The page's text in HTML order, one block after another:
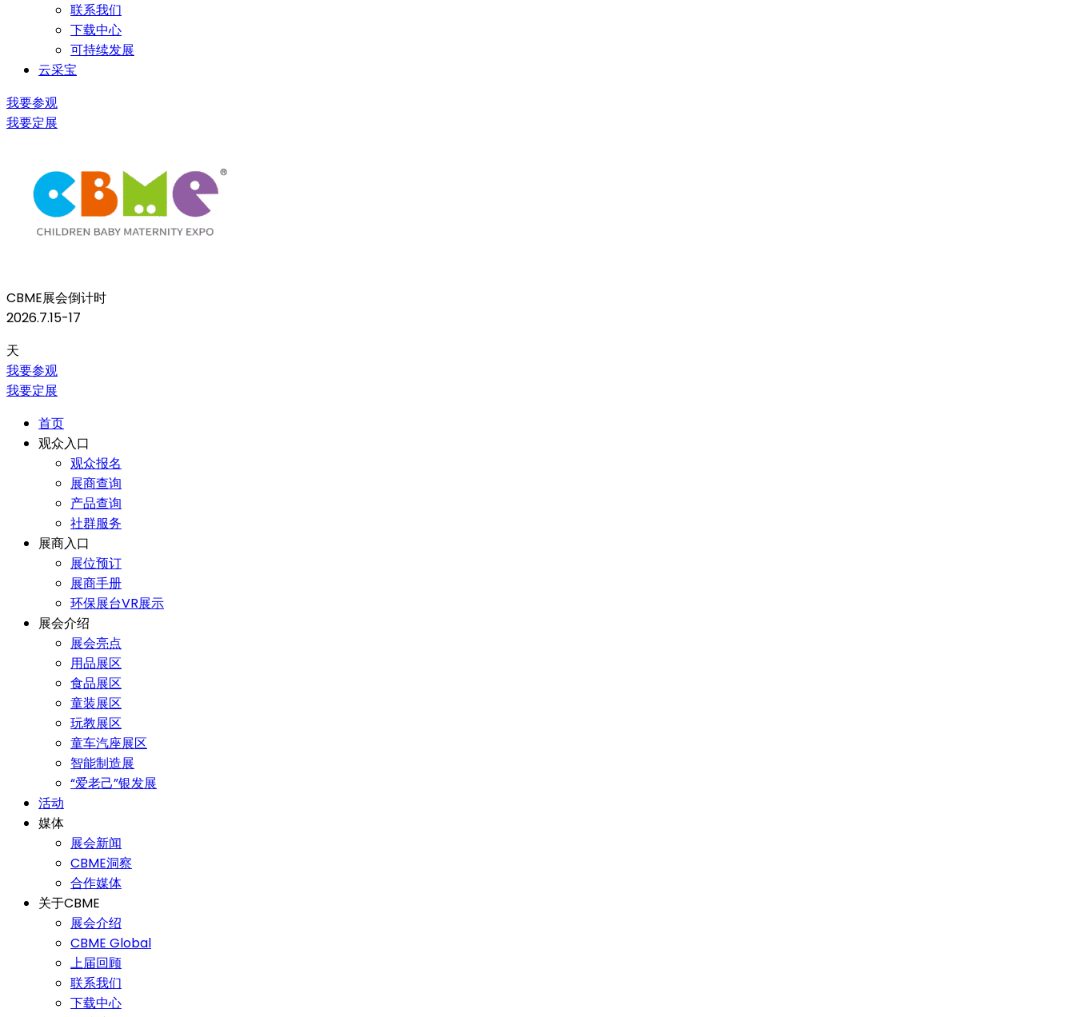
联系我们
下载中心
可持续发展
云采宝
我要参观
我要定展
CBME展会倒计时
2026.7.15-17
天
我要参观
我要定展
首页
观众入口
观众报名
展商查询
产品查询
社群服务
展商入口
展位预订
展商手册
环保展台VR展示
展会介绍
展会亮点
用品展区
食品展区
童装展区
玩教展区
童车汽座展区
智能制造展
“爱老己”银发展
活动
媒体
展会新闻
CBME洞察
合作媒体
关于CBME
展会介绍
CBME Global
上届回顾
联系我们
下载中心